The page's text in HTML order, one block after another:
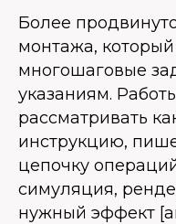
Более
монтажа,
многошаговые
указаниям.
рассматривать
инструкцию,
цепочку
симуляция,
нужный эффект